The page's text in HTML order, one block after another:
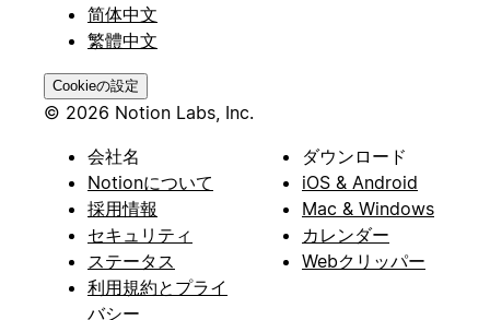
简体中文
繁體中文
Cookieの設定
© 2026 Notion Labs, Inc.
会社名
Notionについて
採用情報
セキュリティ
ステータス
利用規約とプライ
バシー
ダウンロード
iOS & Android
Mac & Windows
カレンダー
Webクリッパー